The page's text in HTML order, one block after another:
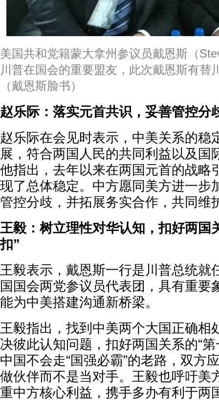
美国共和党籍蒙大拿州参议员戴恩斯（
川普在国会的重要盟友，此次戴恩斯有替
（戴恩斯脸书）
赵乐际：落实元首共识，妥善管控分
赵乐际在会见时表示，中美关系的稳
展，符合两国人民的共同利益以及国
他指出，去年以来在两国元首的战略
现了总体稳定。中方愿同美方进一步
管控分歧，并拓展务实合作，共同维
王毅：树立理性对华认知，扣好两国
扣”
王毅表示，戴恩斯一行是川普总统就
国国会两党参议员代表团，具有重要
能为中美搭建沟通新桥梁。
王毅指出，找到中美两个大国正确相
决彼此认知问题，扣好两国关系的“
中国不会走“国强必霸”的老路，双方
做伙伴而不是当对手。王毅也呼吁美
重中方核心利益，携手多办有利于两